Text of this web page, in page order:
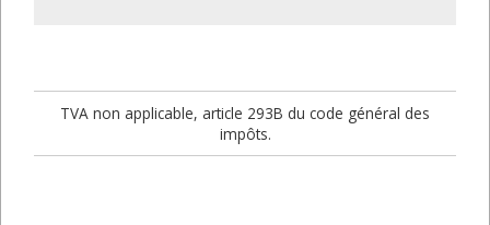
TVA non applicable, article 293B du code général des
impôts.